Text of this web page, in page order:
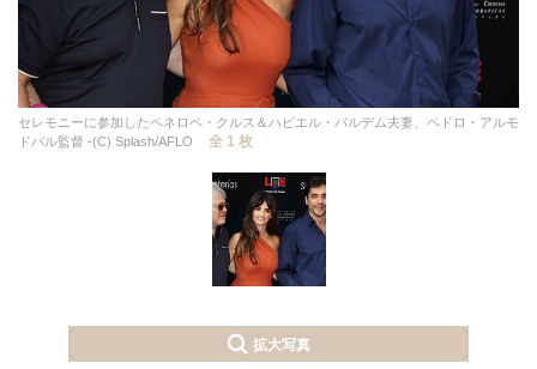
セレモニーに参加したペネロペ・クルス＆ハビエル・バルデム夫妻、ペドロ・アルモ
ドバル監督 -(C) Splash/AFLO
全 1 枚
拡大写真